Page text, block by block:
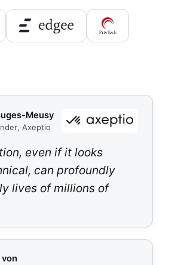
Meusy
, Axeptio
even if it looks
can profoundly
lives of millions of
von